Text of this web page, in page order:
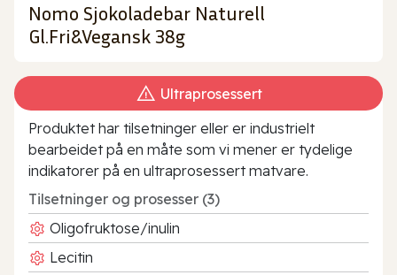
Nomo Sjokoladebar Naturell
Gl.Fri&Vegansk 38g
Ultraprosessert
Produktet har tilsetninger eller er industrielt
bearbeidet på en måte som vi mener er tydelige
indikatorer på en ultraprosessert matvare.
Tilsetninger og prosesser (3)
Oligofruktose/inulin
Lecitin